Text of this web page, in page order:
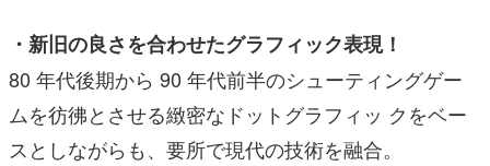
・新旧の良さを合わせたグラフィック表現！
80 年代後期から 90 年代前半のシューティングゲー
ムを彷彿とさせる緻密なドットグラフィッ クをベー
スとしながらも、要所で現代の技術を融合。